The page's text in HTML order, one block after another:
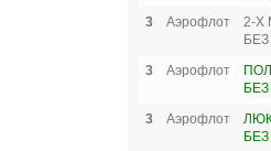
3
Аэрофлот
2-Х
3
Аэрофлот
3
Аэрофлот